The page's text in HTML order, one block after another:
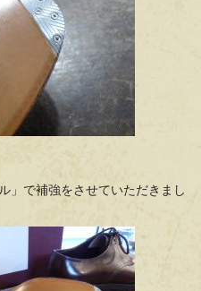
」で補強をさせていただきまし